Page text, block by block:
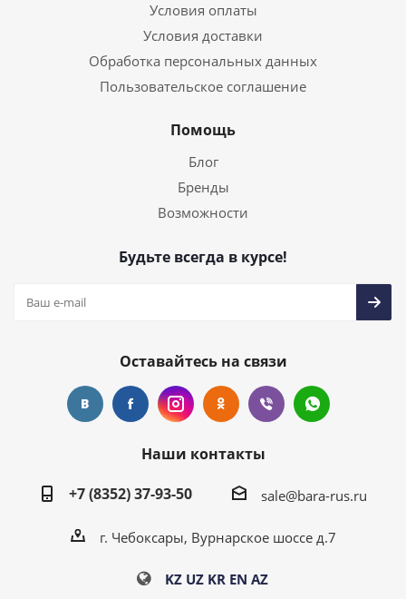
Условия оплаты
Условия доставки
Обработка персональных данных
Пользовательское соглашение
Помощь
Блог
Бренды
Возможности
Будьте всегда в курсе!
Оставайтесь на связи
Наши контакты
+7 (8352) 37-93-50
sale@bara-rus.ru
г. Чебоксары, Вурнарское шоссе д.7
KZ UZ KR EN AZ